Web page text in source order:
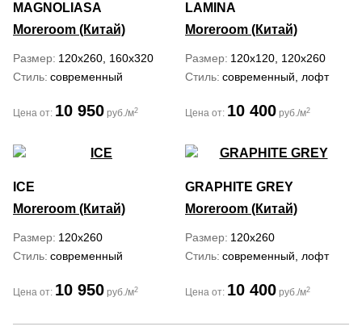
MAGNOLIASA
Moreroom (Китай)
Размер 120x260, 160x320
Стиль современный
Цена от: 10 950 руб./м2
LAMINA
Moreroom (Китай)
Размер 120x120, 120x260
Стиль современный, лофт
Цена от: 10 400 руб./м2
ICE
Moreroom (Китай)
Размер 120x260
Стиль современный
Цена от: 10 950 руб./м2
GRAPHITE GREY
Moreroom (Китай)
Размер 120x260
Стиль современный, лофт
Цена от: 10 400 руб./м2